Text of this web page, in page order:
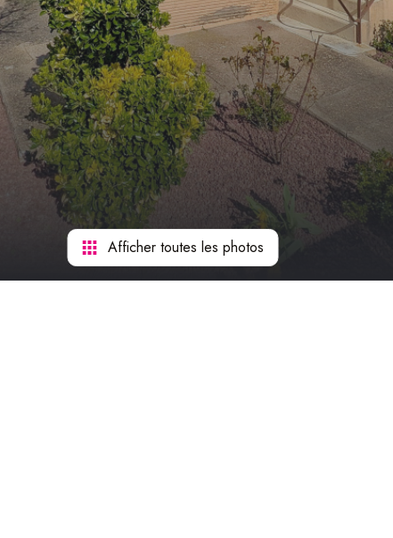
Afficher toutes les photos